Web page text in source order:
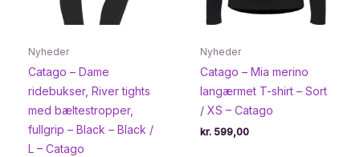
Nyheder
Catago – Dame
ridebukser, River tights
med bæltestropper,
fullgrip – Black – Black /
L – Catago
Nyheder
Catago – Mia merino
langærmet T-shirt – Sort
/ XS – Catago
kr. 599,00